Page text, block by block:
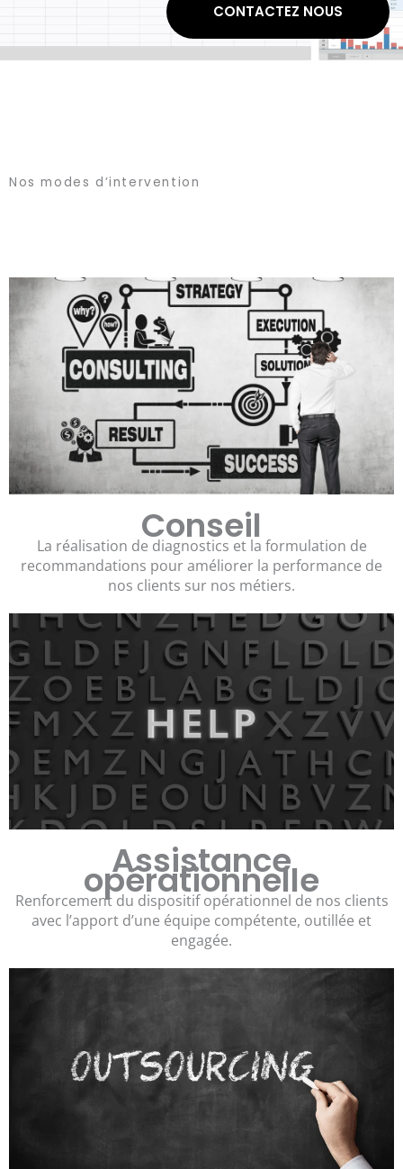
CONTACTEZ NOUS
Nos modes d’intervention
Conseil
La réalisation de diagnostics et la formulation de
recommandations pour améliorer la performance de
nos clients sur nos métiers.
Assistance
opérationnelle
Renforcement du dispositif opérationnel de nos clients
avec l’apport d’une équipe compétente, outillée et
engagée.